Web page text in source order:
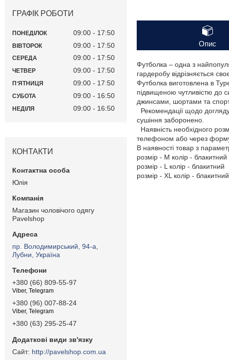
Опис
Футболка – одна з
гардеробу відрізняється
Футболка виготовлена в
підвищеною чутливістю до
джинсами, шортами та
Рекомендації щодо
сушіння заборонено.
Наявність необхідного
телефоном або через форму
В наявності товар з
розмір - M колір - блакитний
розмір - L колір - блакитний
розмір - XL колір - блакитний
ГРАФІК РОБОТИ
ПОНЕДІЛОК 09:00 17:50
ВІВТОРОК 09:00 17:50
СЕРЕДА 09:00 17:50
ЧЕТВЕР 09:00 17:50
ПʼЯТНИЦЯ 09:00 17:50
СУБОТА 09:00 16:50
НЕДІЛЯ 09:00 16:50
КОНТАКТИ
Юлія
Магазин чоловічого одягу
Pavelshop
пр. Володимирський, 94-а,
Лубни, Україна
+380 (66) 809-55-97
Viber, Telegram
+380 (96) 007-88-24
Viber, Telegram
+380 (63) 295-25-47
http://pavelshop.com.ua